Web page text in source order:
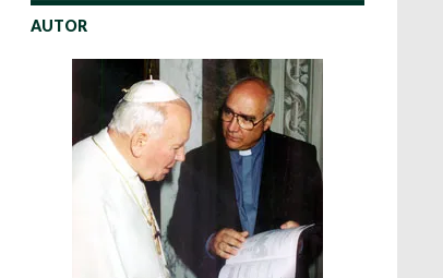
AUTOR